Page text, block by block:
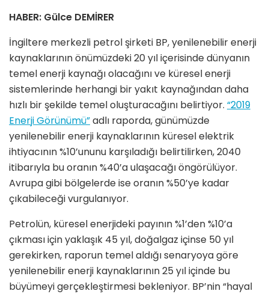
HABER: Gülce DEMİRER
İngiltere merkezli petrol şirketi BP, yenilenebilir enerji
kaynaklarının önümüzdeki 20 yıl içerisinde dünyanın
temel enerji kaynağı olacağını ve küresel enerji
sistemlerinde herhangi bir yakıt kaynağından daha
hızlı bir şekilde temel oluşturacağını belirtiyor. “2019
Enerji Görünümü”adlı raporda, günümüzde
yenilenebilir enerji kaynaklarının küresel elektrik
ihtiyacının %10’ununu karşıladığı belirtilirken, 2040
itibarıyla bu oranın %40’a ulaşacağı öngörülüyor.
Avrupa gibi bölgelerde ise oranın %50’ye kadar
çıkabileceği vurgulanıyor.
Petrolün, küresel enerjideki payının %1’den %10’a
çıkması için yaklaşık 45 yıl, doğalgaz içinse 50 yıl
gerekirken, raporun temel aldığı senaryoya göre
yenilenebilir enerji kaynaklarının 25 yıl içinde bu
büyümeyi gerçekleştirmesi bekleniyor. BP’nin “hayal